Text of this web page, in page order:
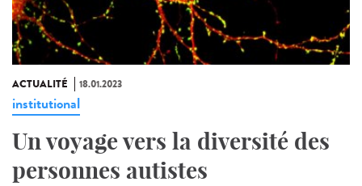
ACTUALITÉ 18.01.2023
institutional
Un voyage vers la diversité des
personnes autistes